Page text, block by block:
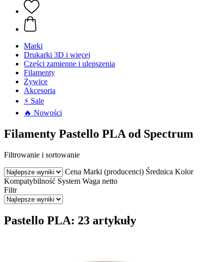
Marki
Drukarki 3D i więcej
Części zamienne i ulepszenia
Filamenty
Żywice
Akcesoria
⚡ Sale
🔥 Nowości
Filamenty Pastello PLA od Spectrum
Filtrowanie i sortowanie
Cena Marki (producenci) Średnica Kolor
Kompatybilność System Waga netto
Filtr
Pastello PLA: 23 artykuły